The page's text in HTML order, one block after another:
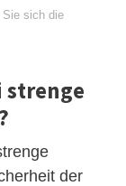
Sie sich die
strenge
der